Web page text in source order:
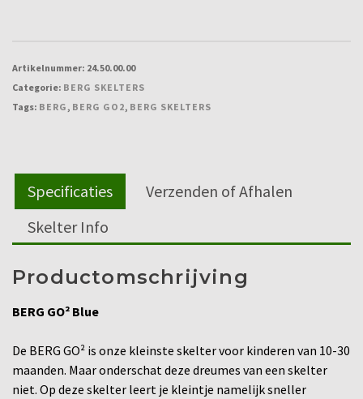
Artikelnummer: 24.50.00.00
Categorie: BERG SKELTERS
Tags: BERG , BERG GO2, BERG SKELTERS
Specificaties
Verzenden of Afhalen
Skelter Info
Productomschrijving
BERG GO² Blue
De BERG GO² is onze kleinste skelter voor kinderen van 10-30
maanden. Maar onderschat deze dreumes van een skelter
niet. Op deze skelter leert je kleintje namelijk sneller